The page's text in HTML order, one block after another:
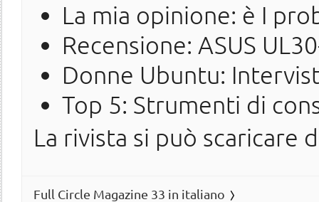
La mia opinione: è I
Recensione: ASUS
Donne Ubuntu:
Top 5: Strumenti di
La rivista si può scaricare
Full Circle Magazine 33 in italiano